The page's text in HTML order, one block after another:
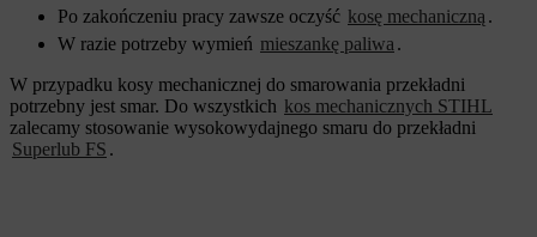
Po zakończeniu pracy zawsze oczyść kosę mechaniczną .
W razie potrzeby wymień mieszankę paliwa .
W przypadku kosy mechanicznej do smarowania przekładni
potrzebny jest smar. Do wszystkich kos mechanicznych STIHL
zalecamy stosowanie wysokowydajnego smaru do przekładni
Superlub FS .